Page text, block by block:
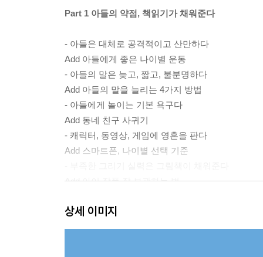
Part 1 아들의 약점, 책읽기가 채워준다
- 아들은 대체로 공격적이고 산만하다
Add 아들에게 좋은 나이별 운동
- 아들의 말은 늦고, 짧고, 불분명하다
Add 아들의 말을 늘리는 4가지 방법
- 아들에게 놀이는 기본 욕구다
Add 동네 친구 사귀기
- 캐릭터, 동영상, 게임에 영혼을 판다
Add 스마트폰, 나이별 선택 기준
Add 아이 작품 잘 보관하는 법
Add 아들을 위한 책육아 기본 방향
상세 이미지